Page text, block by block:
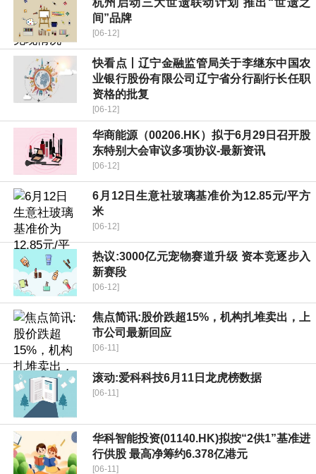
杭州启动三大世遗联动计划 推出“世遗之
间”品牌
[06-12]
快看点丨辽宁金融监管局关于李继东中国农
业银行股份有限公司辽宁省分行副行长任职
资格的批复
[06-12]
华商能源（00206.HK）拟于6月29日召开股
东特别大会审议多项协议-最新资讯
[06-12]
6月12日生意社玻璃基准价为12.85元/平方
米
[06-12]
热议:3000亿元宠物赛道升级 资本竞逐步入
新赛段
[06-12]
焦点简讯:股价跌超15%，机构扎堆卖出，上
市公司最新回应
[06-11]
滚动:爱科科技6月11日龙虎榜数据
[06-11]
华科智能投资(01140.HK)拟按“2供1”基准进
行供股 最高净筹约6.378亿港元
[06-11]